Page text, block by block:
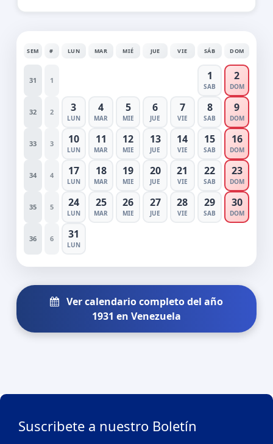
SEM # LUN MAR MIÉ JUE VIE SÁB DOM
31 1 1
SAB
2
DOM
32 2 3
LUN
4
MAR
5
MIE
6
JUE
7
VIE
8
SAB
9
DOM
33 3 10
LUN
11
MAR
12
MIE
13
JUE
14
VIE
15
SAB
16
DOM
34 4 17
LUN
18
MAR
19
MIE
20
JUE
21
VIE
22
SAB
23
DOM
35 5 24
LUN
25
MAR
26
MIE
27
JUE
28
VIE
29
SAB
30
DOM
36 6 31
LUN
Ver calendario completo del año
1931 en Venezuela
Suscribete a nuestro Boletín